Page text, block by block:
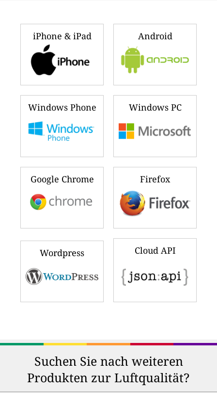
iPhone & iPad Android
Windows Phone Windows PC
Google Chrome Firefox
Wordpress Cloud API
Suchen Sie nach weiteren
Produkten zur Luftqualität?